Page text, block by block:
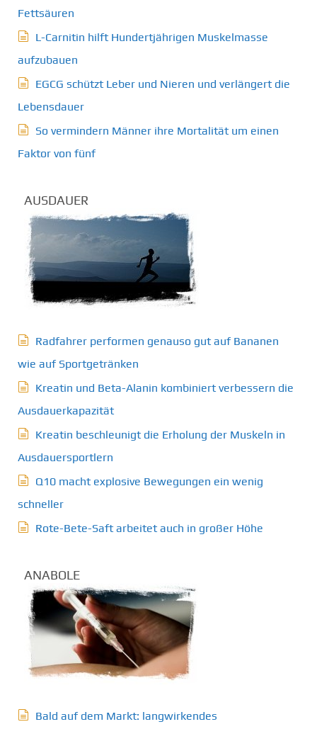
Fettsäuren
L-Carnitin hilft Hundertjährigen Muskelmasse
aufzubauen
EGCG schützt Leber und Nieren und verlängert die
Lebensdauer
So vermindern Männer ihre Mortalität um einen
Faktor von fünf
AUSDAUER
Radfahrer performen genauso gut auf Bananen
wie auf Sportgetränken
Kreatin und Beta-Alanin kombiniert verbessern die
Ausdauerkapazität
Kreatin beschleunigt die Erholung der Muskeln in
Ausdauersportlern
Q10 macht explosive Bewegungen ein wenig
schneller
Rote-Bete-Saft arbeitet auch in großer Höhe
ANABOLE
Bald auf dem Markt: langwirkendes